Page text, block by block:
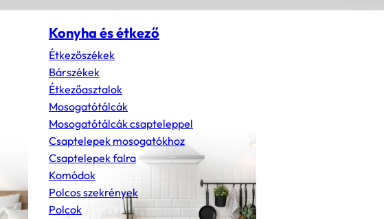
Konyha és étkező
Étkezőszékek
Bárszékek
Étkezőasztalok
Mosogatótálcák
Mosogatótálcák csapteleppel
Csaptelepek mosogatókhoz
Csaptelepek falra
Komódok
Polcos szekrények
Polcok